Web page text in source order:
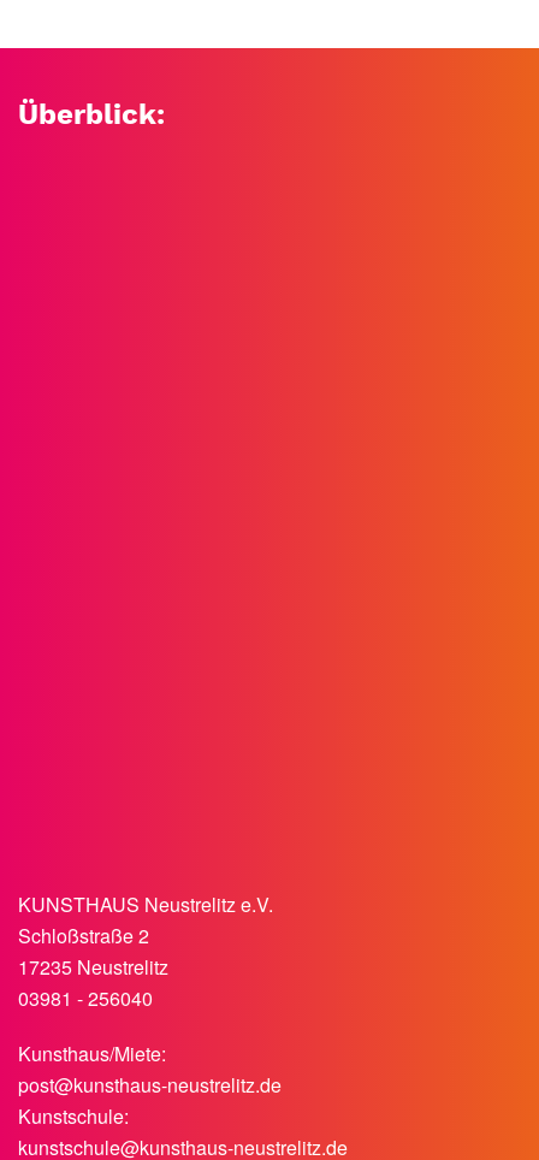
Überblick:
KUNSTHAUS Neustrelitz e.V.
Schloßstraße 2
17235 Neustrelitz
03981 - 256040
Kunsthaus/Miete:
post@kunsthaus-neustrelitz.de
Kunstschule:
kunstschule@kunsthaus-neustrelitz.de